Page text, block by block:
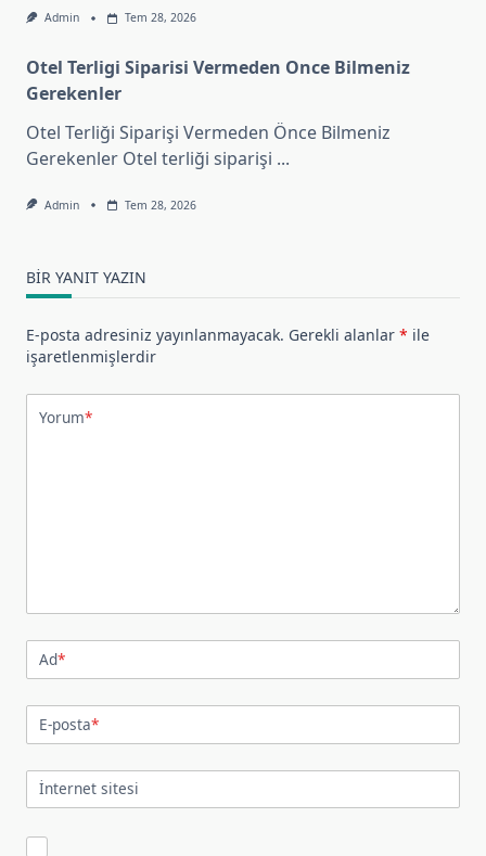
Admin Tem 28, 2026
Otel Terligi Siparisi Vermeden Once Bilmeniz
Gerekenler
Otel Terliği Siparişi Vermeden Önce Bilmeniz
Gerekenler Otel terliği siparişi ...
Admin Tem 28, 2026
BIR YANIT YAZIN
E-posta adresiniz yayınlanmayacak. Gerekli alanlar * ile
işaretlenmişlerdir
Yorum*
Ad*
E-posta*
İnternet sitesi